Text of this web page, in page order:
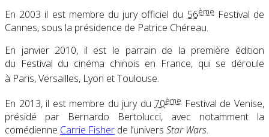
En 2003 il est membre du jury officiel du 56ème Festival de
Cannes, sous la présidence de Patrice Chéreau.
En janvier 2010, il est le parrain de la première édition
du Festival du cinéma chinois en France, qui se déroule
à Paris, Versailles, Lyon et Toulouse.
En 2013, il est membre du jury du70ème Festival de Venise,
présidé par Bernardo Bertolucci, avec notamment la
comédienne Carrie Fisher de l’univers Star Wars.